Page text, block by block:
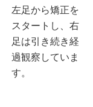
左足から矯正を
スタートし、右
足は引き続き経
過観察していま
す。